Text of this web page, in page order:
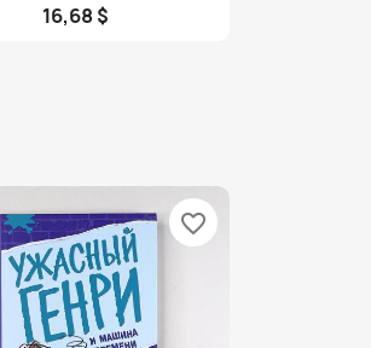
16,68 $
favorite_border